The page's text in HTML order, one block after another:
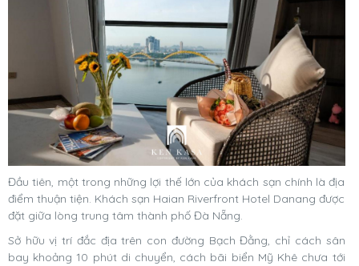
Đầu tiên, một trong những lợi thế lớn của khách sạn chính là địa
điểm thuận tiện. Khách sạn Haian Riverfront Hotel Danang được
đặt giữa lòng trung tâm thành phố Đà Nẵng.
Sở hữu vị trí đắc địa trên con đường Bạch Đằng, chỉ cách sân
bay khoảng 10 phút di chuyển, cách bãi biển Mỹ Khê chưa tới